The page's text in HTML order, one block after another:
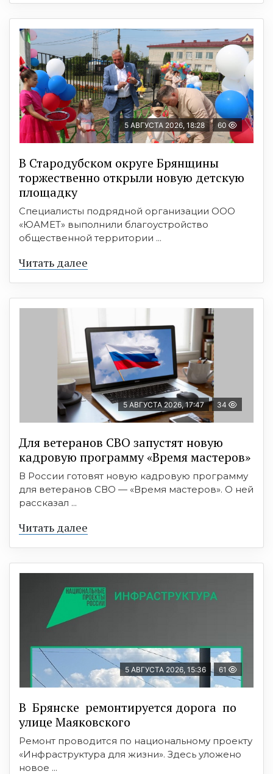
5 АВГУСТА 2026, 18:28 60
В Стародубском округе Брянщины
торжественно открыли новую детскую
площадку
Специалисты подрядной организации ООО
«ЮАМЕТ» выполнили благоустройство
общественной территории ...
Читать далее
5 АВГУСТА 2026, 17:47 34
Для ветеранов СВО запустят новую
кадровую программу «Время мастеров»
В России готовят новую кадровую программу
для ветеранов СВО — «Время мастеров». О ней
рассказал ...
Читать далее
5 АВГУСТА 2026, 15:36 61
В Брянске ремонтируется дорога по
улице Маяковского
Ремонт проводится по национальному проекту
«Инфраструктура для жизни». Здесь уложено
новое ...